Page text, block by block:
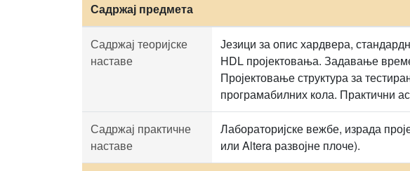
Садржај предмета
Садржај теоријске
наставе
Језици за опис хардвера,
HDL пројектовања. Задавање
Пројектовање структура за
програмабилних кола. Практични
Садржај практичне
наставе
Лабораторијске вежбе, израда
или Altera развојне плоче).